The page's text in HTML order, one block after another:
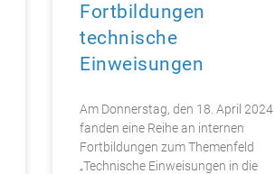
Fortbildungen
technische
Einweisungen
Am Donnerstag, den 18. April 2024
fanden eine Reihe an internen
Fortbildungen zum Themenfeld
„Technische Einweisungen in die